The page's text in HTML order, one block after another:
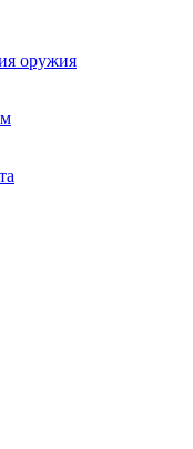
оружия